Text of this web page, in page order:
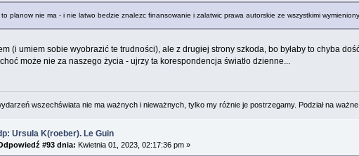
planow nie ma - i nie latwo bedzie znalezc finansowanie i zalatwic prawa autorskie ze wszystkimi
(i umiem sobie wyobrazić te trudności), ale z drugiej strony szkoda, bo byłaby to chyba
może nie za naszego życia - ujrzy ta korespondencja światło dzienne...
wszechświata nie ma ważnych i nieważnych, tylko my różnie je postrzegamy. Podział na
Ursula K(roeber). Le Guin
#93 dnia: Kwietnia 01, 2023, 02:17:36 pm »